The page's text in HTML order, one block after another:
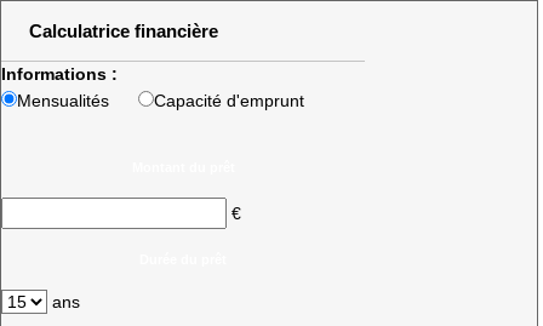
Calculatrice financière
Informations :
Mensualités
Capacité d'emprunt
€
ans